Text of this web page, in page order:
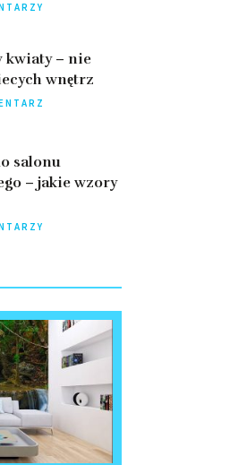
kwiaty – nie
wnętrz
salonu
– jakie wzory